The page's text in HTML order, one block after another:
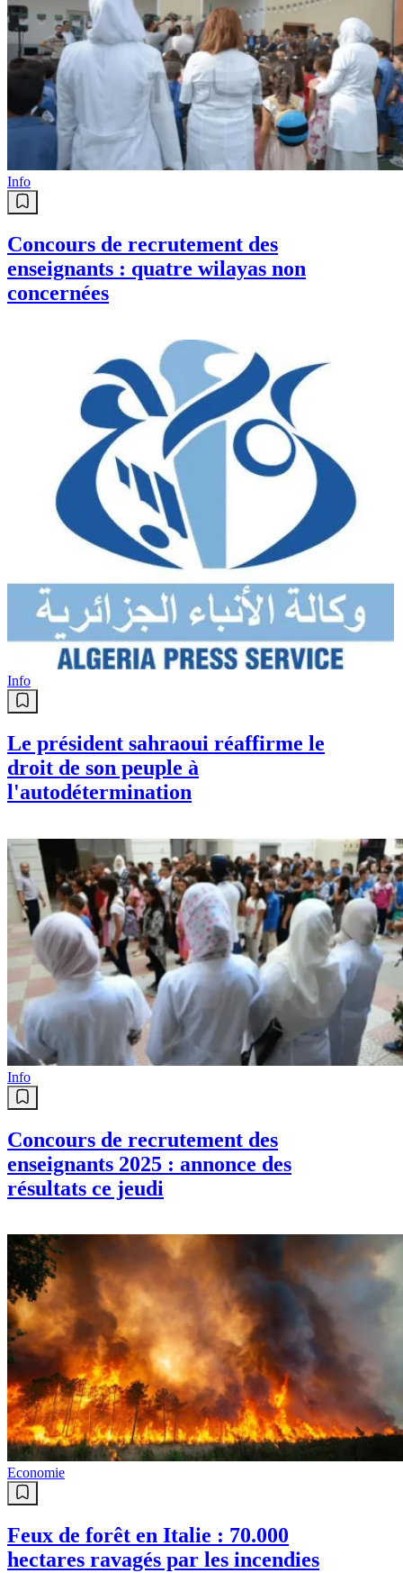
Info
Concours de recrutement des
enseignants : quatre wilayas non
concernées
Info
Le président sahraoui réaffirme le
droit de son peuple à
l'autodétermination
Info
Concours de recrutement des
enseignants 2025 : annonce des
résultats ce jeudi
Economie
Feux de forêt en Italie : 70.000
hectares ravagés par les incendies